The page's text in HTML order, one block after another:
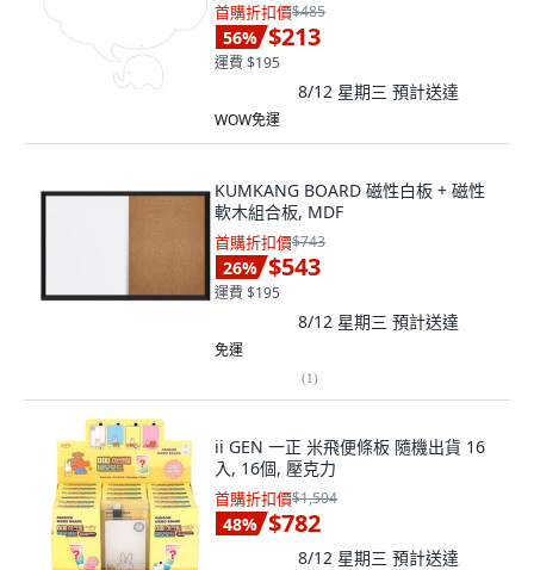
首購折扣價$485
56% $213
運費 $195
8/12 星期三 預計送達
WOW免運
KUMKANG BOARD 磁性白板 + 磁性
軟木組合板, MDF
首購折扣價$743
26% $543
運費 $195
8/12 星期三 預計送達
免運
(1)
ii GEN 一正 米飛便條板 隨機出貨 16
入, 16個, 壓克力
首購折扣價$1,504
48% $782
8/12 星期三 預計送達